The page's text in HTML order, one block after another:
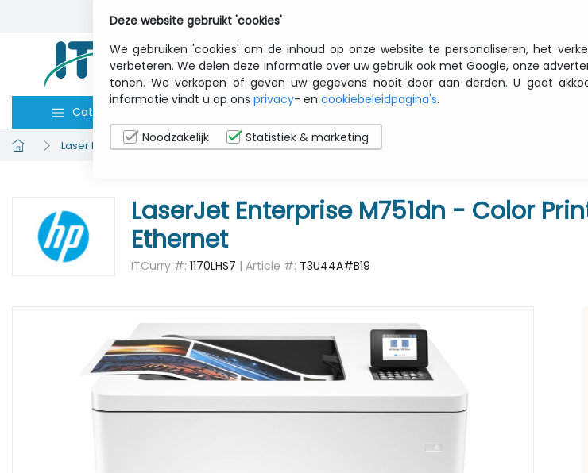
Categorieën
Laser Printers HP T3U44AB19 LaserJet Enterprise M751dn - Color Printer
LaserJet Enterprise M751dn - Color
Ethernet
ITCurry #: 1170LHS7 | Article #: T3U44A#B19
Deze website gebruikt 'cookies'
We gebruiken 'cookies' om de inhoud op onze website te personaliseren, het
verbeteren. We delen deze informatie over uw gebruik ook met Google, onze
tonen. We verkopen of geven uw gegevens nooit door aan derden. U gaat
informatie vindt u op ons privacy- en cookiebeleidpagina's.
Noodzakelijk Statistiek & marketing